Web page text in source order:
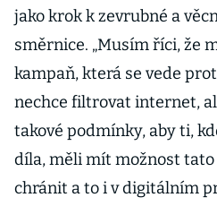
jako krok k zevrubné a
směrnice. „Musím říci, že
kampaň, která se vede
nechce filtrovat internet,
takové podmínky, aby ti,
díla, měli mít možnost
chránit a to i v digitálním